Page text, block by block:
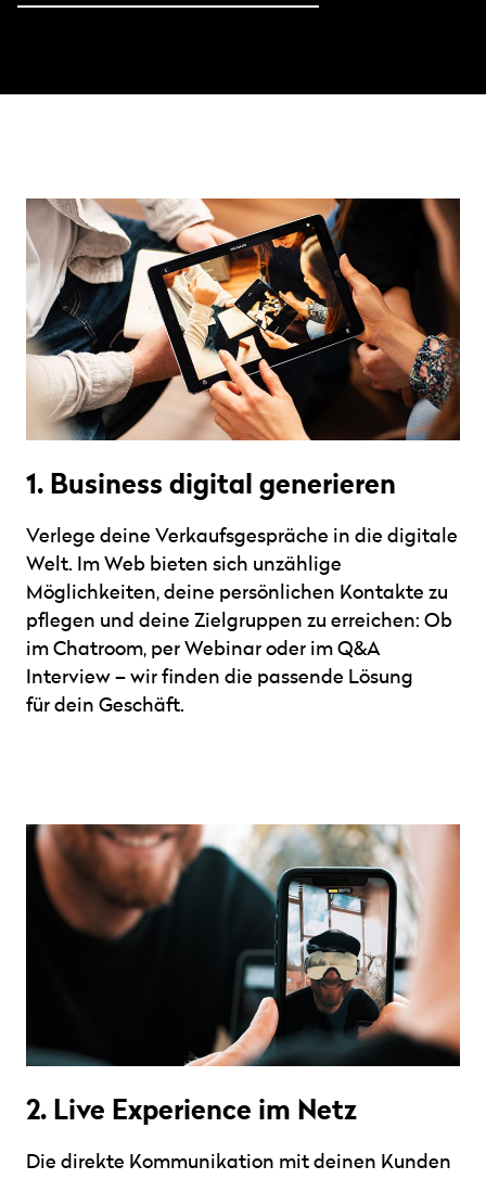
1. Business digital generieren
Verlege deine Verkaufsgespräche in die digitale
Welt. Im Web bieten sich unzählige
Möglichkeiten, deine persönlichen Kontakte zu
pflegen und deine Zielgruppen zu erreichen: Ob
im Chatroom, per Webinar oder im Q&A
Interview – wir finden die passende Lösung
für dein Geschäft.
2. Live Experience im Netz
Die direkte Kommunikation mit deinen Kunden